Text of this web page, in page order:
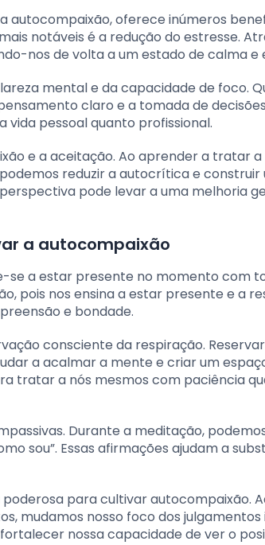
autocompaixão, oferece inúmeros
notáveis é a redução do estresse.
nos de volta a um estado de calma e
mental e da capacidade de foco.
claro e a tomada de
pessoal quanto profissional.
e a aceitação. Ao aprender a tratar a
reduzir a autocrítica e construir
pode levar a uma melhoria
a autocompaixão
se a estar presente no momento com
pois nos ensina a estar presente e a
e bondade.
consciente da respiração.
a acalmar a mente e criar um
tratar a nós mesmos com paciência
Durante a meditação,
sou”. Essas afirmações ajudam a
para cultivar autocompaixão.
mudamos nosso foco dos
nossa capacidade de ver o